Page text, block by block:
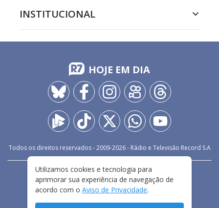
INSTITUCIONAL
HOJE EM DIA
Todos os direitos reservados - 2009-2026- Rádio e Televisão Record S.A
FALE CONOSCO
PRIVACIDADE
TERMOS E CONDIÇÕES DE USO
Utilizamos cookies e tecnologia para
aprimorar sua experiência de navegação de
acordo com o Aviso de Privacidade.